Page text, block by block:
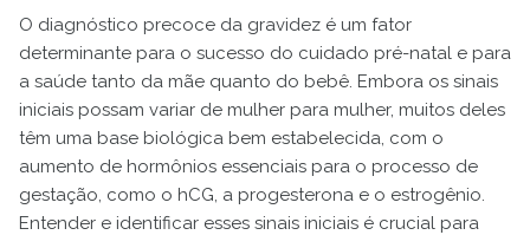
O diagnóstico precoce da gravidez é um fator
determinante para o sucesso do cuidado pré-natal e para
a saúde tanto da mãe quanto do bebê. Embora os sinais
iniciais possam variar de mulher para mulher, muitos deles
têm uma base biológica bem estabelecida, com o
aumento de hormônios essenciais para o processo de
gestação, como o hCG, a progesterona e o estrogênio.
Entender e identificar esses sinais iniciais é crucial para